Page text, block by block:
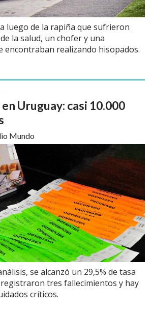
luego de la rapiña que sufrieron
la salud, un chofer y una
encontraban realizando hisopados.
Uruguay: casi 10.000
Mundo
se alcanzó un 29,5% de tasa
registraron tres fallecimientos y hay
críticos.